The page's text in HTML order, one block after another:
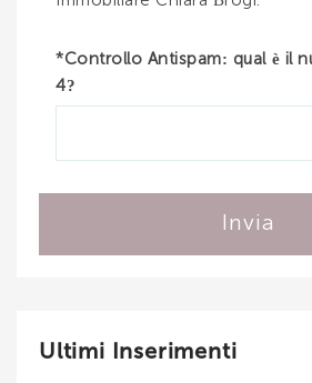
*Controllo Antispam: qual è il
4?
Invia
Ultimi Inserimenti